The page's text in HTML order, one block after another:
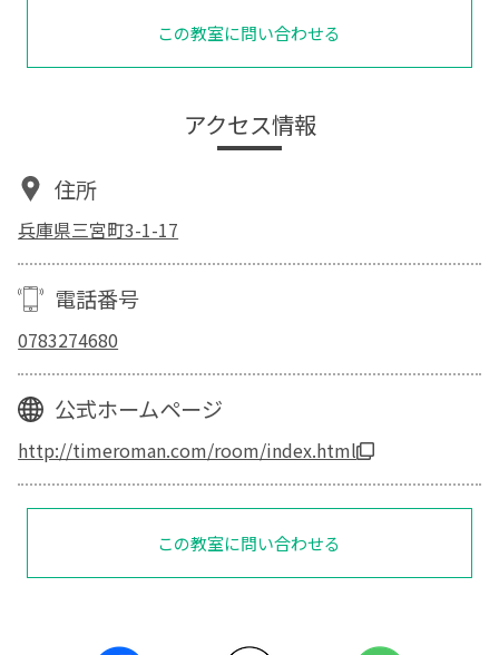
この教室に問い合わせる
アクセス情報
住所
兵庫県三宮町3-1-17
電話番号
0783274680
公式ホームページ
http://timeroman.com/room/index.html
この教室に問い合わせる